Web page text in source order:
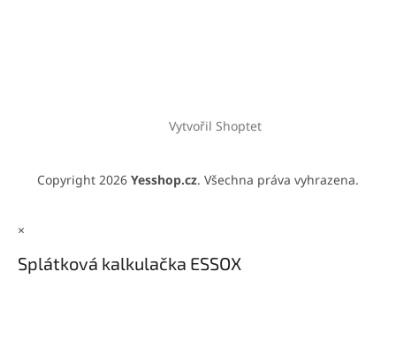
Vytvořil Shoptet
Copyright 2026 Yesshop.cz. Všechna práva vyhrazena.
×
Splátková kalkulačka ESSOX